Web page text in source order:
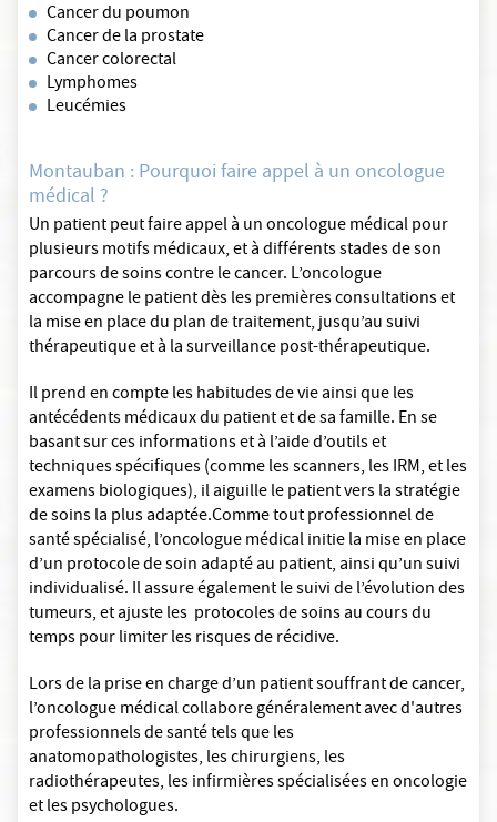
Cancer du poumon
Cancer de la prostate
Cancer colorectal
Lymphomes
Leucémies
Montauban : Pourquoi faire appel à un oncologue
médical ?
Un patient peut faire appel à un oncologue médical pour
plusieurs motifs médicaux, et à différents stades de son
parcours de soins contre le cancer. L’oncologue
accompagne le patient dès les premières consultations et
la mise en place du plan de traitement, jusqu’au suivi
thérapeutique et à la surveillance post-thérapeutique.
Il prend en compte les habitudes de vie ainsi que les
antécédents médicaux du patient et de sa famille. En se
basant sur ces informations et à l’aide d’outils et
techniques spécifiques (comme les scanners, les IRM, et les
examens biologiques), il aiguille le patient vers la stratégie
de soins la plus adaptée.Comme tout professionnel de
santé spécialisé, l’oncologue médical initie la mise en place
d’un protocole de soin adapté au patient, ainsi qu’un suivi
individualisé. Il assure également le suivi de l’évolution des
tumeurs, et ajuste les protocoles de soins au cours du
temps pour limiter les risques de récidive.
Lors de la prise en charge d’un patient souffrant de cancer,
l’oncologue médical collabore généralement avec d'autres
professionnels de santé tels que les
anatomopathologistes, les chirurgiens, les
radiothérapeutes, les infirmières spécialisées en oncologie
et les psychologues.